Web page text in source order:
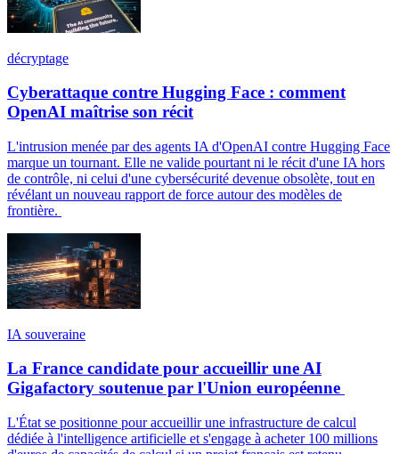
décryptage
Cyberattaque contre Hugging Face : comment
OpenAI maîtrise son récit
L'intrusion menée par des agents IA d'OpenAI contre Hugging Face
marque un tournant. Elle ne valide pourtant ni le récit d'une IA hors
de contrôle, ni celui d'une cybersécurité devenue obsolète, tout en
révélant un nouveau rapport de force autour des modèles de
frontière.
IA souveraine
La France candidate pour accueillir une AI
Gigafactory soutenue par l'Union européenne
L'État se positionne pour accueillir une infrastructure de calcul
dédiée à l'intelligence artificielle et s'engage à acheter 100 millions